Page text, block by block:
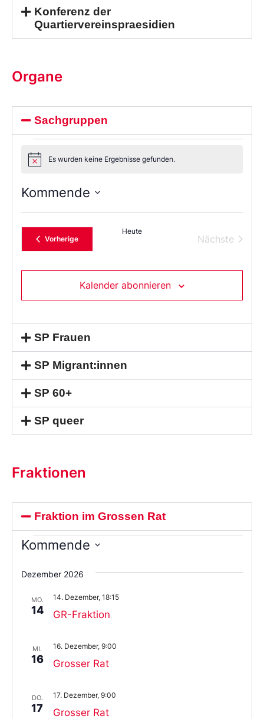
Konferenz der
Quartiervereinspraesidien
Organe
Sachgruppen
NoticeEs wurden keine Ergebnisse gefunden.
Kommende
Sie
das
Datum
aus.
VorherigeVeranstaltungen
Heute
Nächste
Kalender abonnieren
SP Frauen
SP Migrant:innen
SP 60+
SP queer
Fraktionen
Fraktion im Grossen Rat
Kommende
Sie
das
aus.
Dezember 2026
MO.
14 GR-Fraktion
14. Dezember, 18:15
MI.
16 Grosser Rat
16. Dezember, 9:00
DO.
17 Grosser Rat
17. Dezember, 9:00